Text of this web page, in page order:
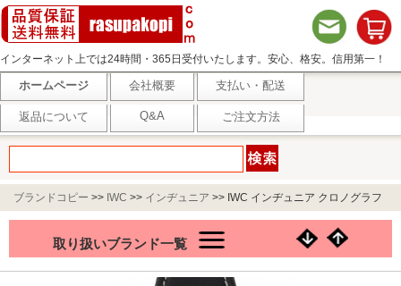
インターネット上では24時間・365日受付いたします。安心、格安。信用第一！
ホームページ 会社概要 支払い・配送
返品について Q&A ご注文方法
ブランドコピー >> IWC >> インヂュニア >> IWC インヂュニア クロノグラフ
取り扱いブランド一覧